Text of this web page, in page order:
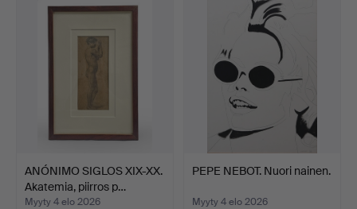
ANÓNIMO SIGLOS XIX-XX.
Akatemia, piirros p…
Myyty 4 elo 2026
PEPE NEBOT. Nuori nainen.
Myyty 4 elo 2026